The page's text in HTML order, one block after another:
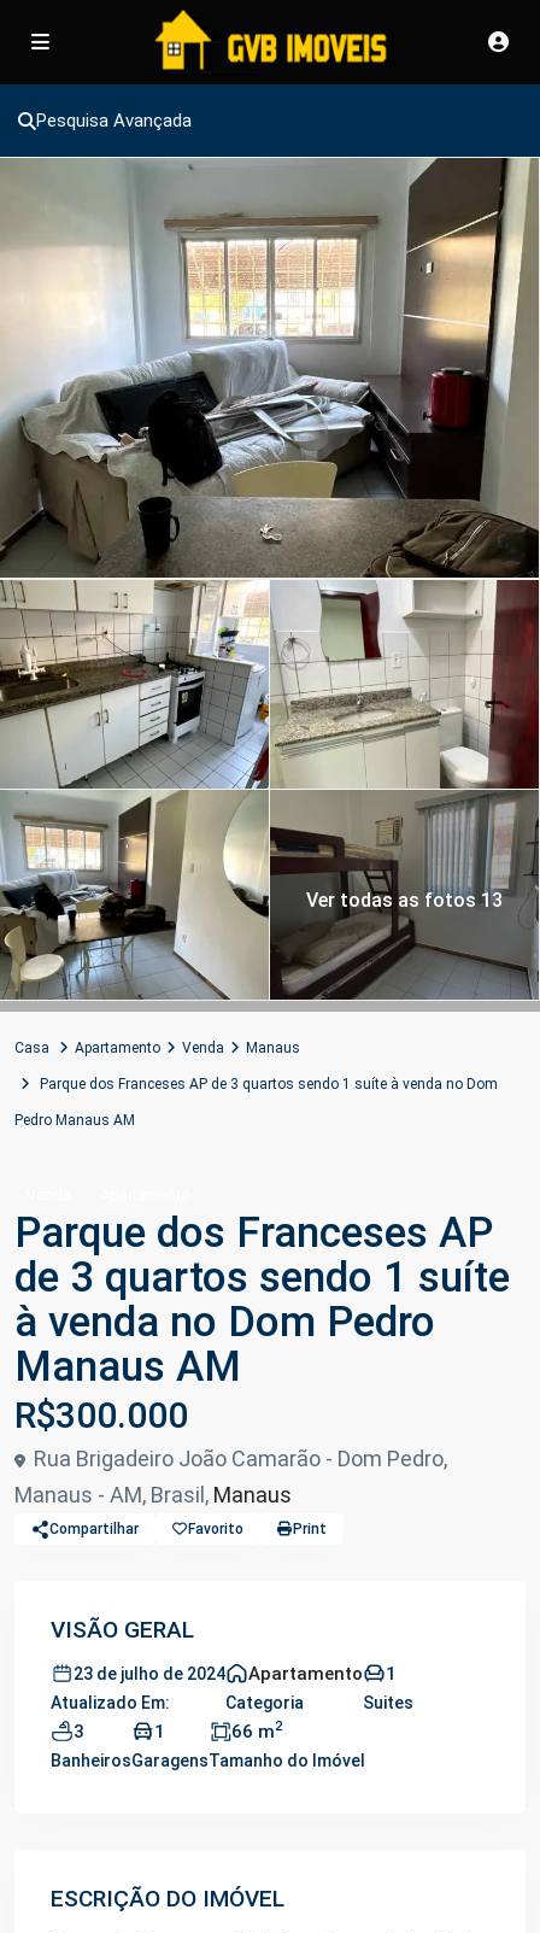
Pesquisa Avançada
Ver todas as fotos 13
Casa Apartamento Venda Manaus
Parque dos Franceses AP de 3 quartos sendo 1 suíte à venda no Dom
Pedro Manaus AM
Parque dos Franceses AP
de 3 quartos sendo 1 suíte
à venda no Dom Pedro
Manaus AM
R$300.000
Rua Brigadeiro João Camarão - Dom Pedro,
Manaus - AM, Brasil, Manaus
Compartilhar Favorito Print
VISÃO GERAL
23 de julho de 2024
Atualizado Em:
Apartamento
Categoria
1
Suites
3
Banheiros
1
Garagens
66 m2
Tamanho do Imóvel
ESCRIÇÃO DO IMÓVEL